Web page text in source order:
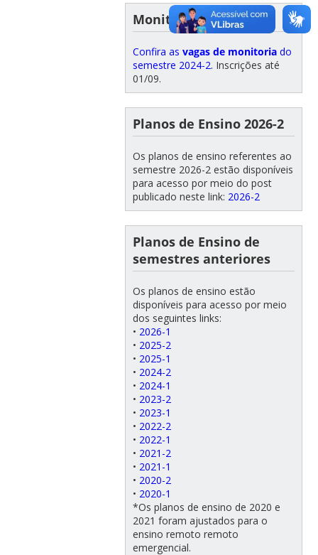
Monitorias 2024-2
Confira as vagas de monitoriado
semestre 2024-2. Inscrições até
01/09.
Planos de Ensino 2026-2
Os planos de ensino referentes ao
semestre 2026-2 estão disponíveis
para acesso por meio do post
publicado neste link: 2026-2
Planos de Ensino de
semestres anteriores
Os planos de ensino estão
disponíveis para acesso por meio
dos seguintes links:
• 2026-1
• 2025-2
• 2025-1
• 2024-2
• 2024-1
• 2023-2
• 2023-1
• 2022-2
• 2022-1
• 2021-2
• 2021-1
• 2020-2
• 2020-1
*Os planos de ensino de 2020 e
2021 foram ajustados para o
ensino remoto remoto
emergencial.